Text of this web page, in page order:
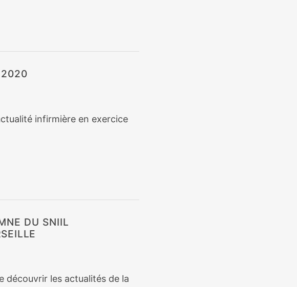
2020
infirmière en exercice
DU SNIIL
découvrir les actualités de la